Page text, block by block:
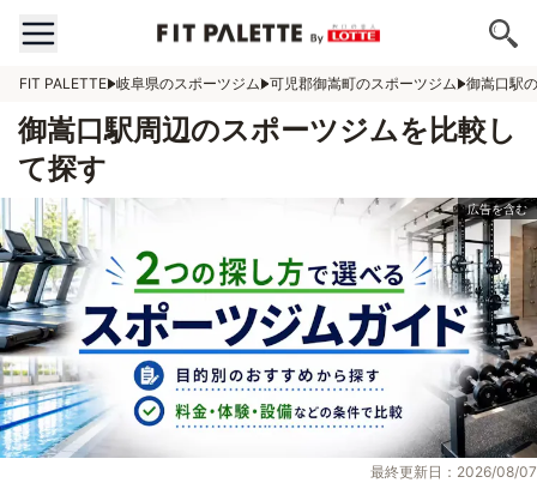
FIT PALETTE 岐阜県のスポーツジム 可児郡御嵩町のスポーツジム 御嵩口駅
御嵩口駅周辺のスポーツジムを比較し
て探す
最終更新日：2026/08/07